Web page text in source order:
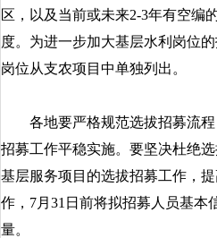
区，以及当前或未来2-3年有空编
度。为进一步加大基层水利岗位
岗位从支农项目中单独列出。
各地要严格规范选拔招募流程
招募工作平稳实施。要坚决杜绝
基层服务项目的选拔招募工作，
作，7月31日前将拟招募人员基本
量。